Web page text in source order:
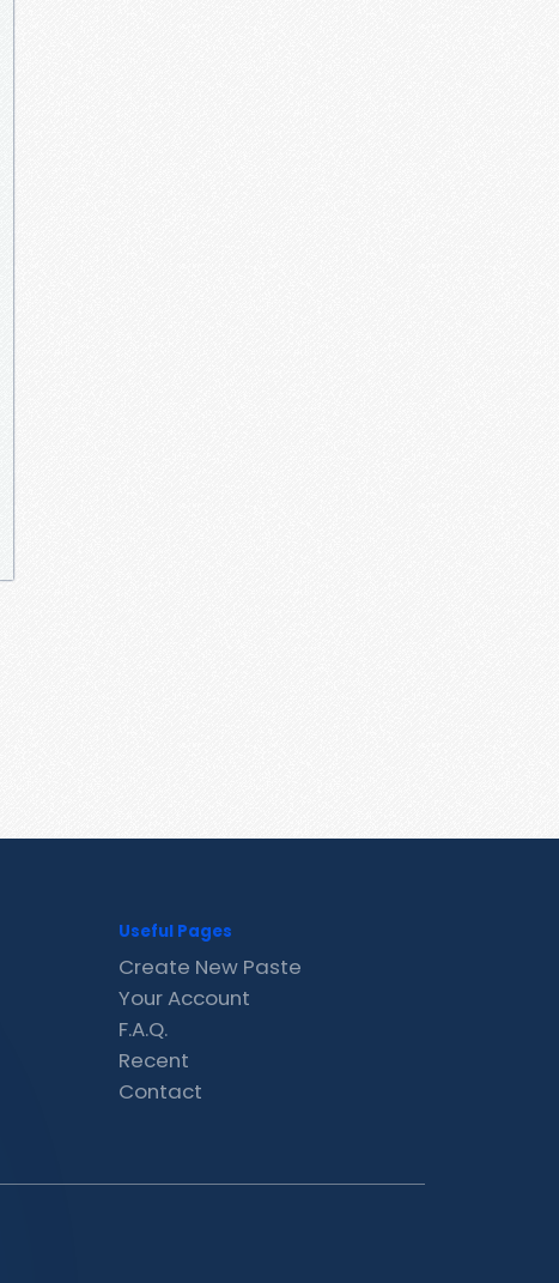
Useful Pages
Create New Paste
Your Account
F.A.Q.
Recent
Contact